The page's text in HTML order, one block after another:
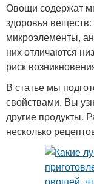
Овощи содержат
здоровья веществ:
микроэлементы,
них отличаются
риск
В статье мы
свойствами. Вы
другие продукты.
несколько